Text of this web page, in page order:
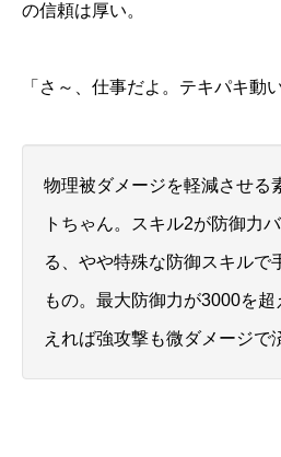
の信頼は厚い。
「さ～、仕事だよ。テキパキ動
物理被ダメージを軽減させる
トちゃん。スキル2が防御力
る、やや特殊な防御スキルで
もの。最大防御力が3000を
えれば強攻撃も微ダメージで